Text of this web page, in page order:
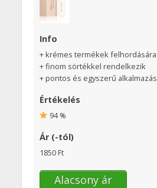
Info
+ krémes termékek felhordására
+ finom sörtékkel rendelkezik
+ pontos és egyszerű alkalmazás
Értékelés
94 %
Ár (-tól)
1850 Ft
Alacsony ár